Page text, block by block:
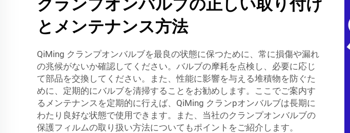
クランプオンバルブの正しい取り付け
とメンテナンス方法
QiMing クランプオンバルブを最良の状態に保つために、常に損傷や漏れ
の兆候がないか確認してください。バルブの摩耗を点検し、必要に応じ
て部品を交換してください。また、性能に影響を与える堆積物を防ぐた
めに、定期的にバルブを清掃することをお勧めします。ここでご案内す
るメンテナンスを定期的に行えば、QiMing クランpオンバルブは長期に
わたり良好な状態で使用できます。また、当社のクランプオンバルブの
保護フィルムの取り扱い方法についてもポイントをご紹介します。